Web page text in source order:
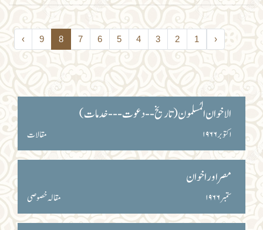
‹
1
2
3
4
5
6
7
8
9
›
الاخوان المُسلمون (تاریخ -- دعوت --- خدمات)
اکتوبر ۱۹۶۶ مقالات
مصر اور اخوان
ستمبر ۱۹۶۶ مقالہ خصوصی